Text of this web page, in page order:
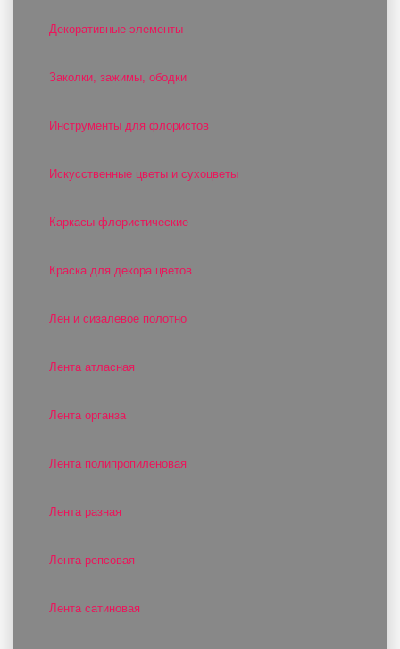
Декоративные элементы
Заколки, зажимы, ободки
Инструменты для флористов
Искусственные цветы и сухоцветы
Каркасы флористические
Краска для декора цветов
Лен и сизалевое полотно
Лента атласная
Лента органза
Лента полипропиленовая
Лента разная
Лента репсовая
Лента сатиновая